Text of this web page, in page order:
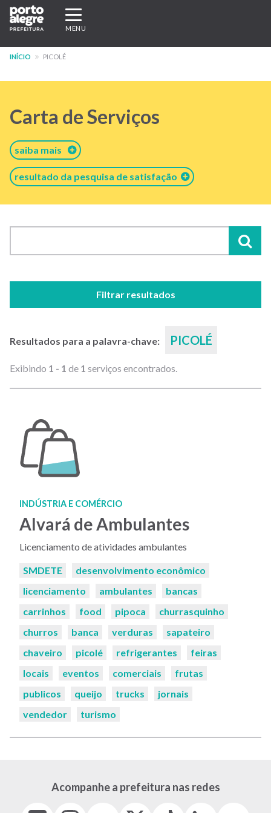
Pular
para
conteúdo
Expandir/recolher
navegação
MENU
INÍCIO PICOLÉ
Carta de Serviços
saiba mais
resultado da pesquisa de satisfação
Filtrar resultados
Resultados para a palavra-chave: PICOLÉ
Exibindo 1 - 1 de 1 serviços encontrados.
INDÚSTRIA E COMÉRCIO
Alvará de Ambulantes
Licenciamento de atividades ambulantes
Palavras-
SMDETE
desenvolvimento econômico
licenciamento
ambulantes
bancas
carrinhos
food pipoca
churrasquinho
churros
banca verduras
sapateiro
chaveiro
picolé refrigerantes
feiras
locais
eventos comerciais
frutas
publicos
queijo trucks
jornais
vendedor
turismo
Acompanhe a prefeitura nas redes
FacebookInstagram
Tiktok
LinkedIn